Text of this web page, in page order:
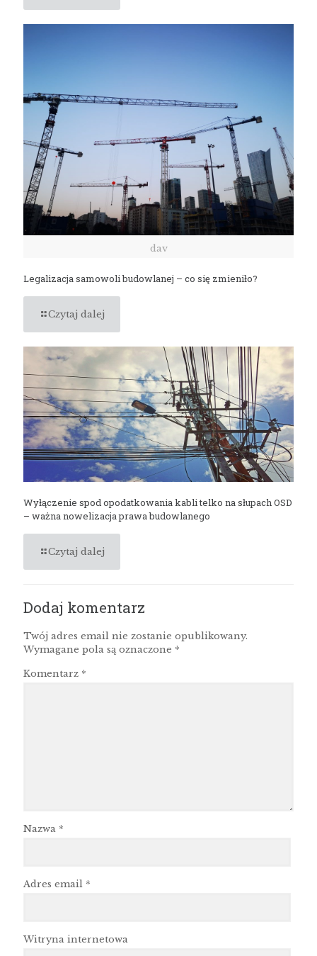
dav
Legalizacja samowoli budowlanej – co się zmieniło?
Czytaj dalej
Wyłączenie spod opodatkowania kabli telko na słupach OSD
– ważna nowelizacja prawa budowlanego
Czytaj dalej
Dodaj komentarz
Twój adres email nie zostanie opublikowany.
Wymagane pola są oznaczone *
Komentarz *
Nazwa *
Adres email *
Witryna internetowa